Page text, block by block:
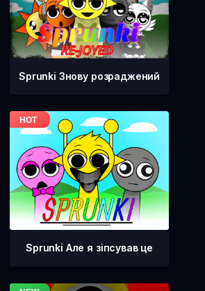
Sprunki Знову розраджений
Sprunki Але я зіпсував це